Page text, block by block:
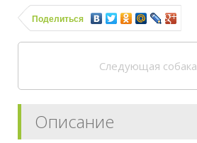
Поделиться
Следующая собака
Описание